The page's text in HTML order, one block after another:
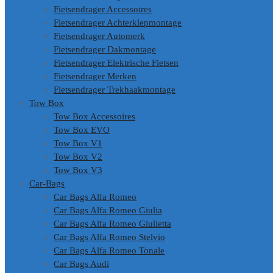
Fietsendrager Accessoires
Fietsendrager Achterklepmontage
Fietsendrager Automerk
Fietsendrager Dakmontage
Fietsendrager Elektrische Fietsen
Fietsendrager Merken
Fietsendrager Trekhaakmontage
Tow Box
Tow Box Accessoires
Tow Box EVO
Tow Box V1
Tow Box V2
Tow Box V3
Car-Bags
Car Bags Alfa Romeo
Car Bags Alfa Romeo Giulia
Car Bags Alfa Romeo Giulietta
Car Bags Alfa Romeo Stelvio
Car Bags Alfa Romeo Tonale
Car Bags Audi